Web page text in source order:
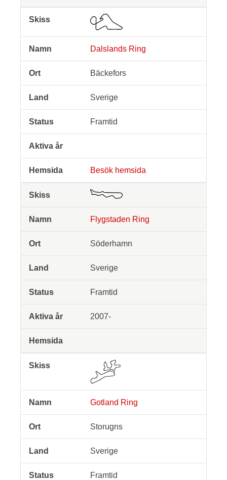
Dalslands Ring
Bäckefors
Sverige
Framtid
Besök hemsida
Flygstaden Ring
Söderhamn
Sverige
Framtid
2007-
Gotland Ring
Storugns
Sverige
Framtid